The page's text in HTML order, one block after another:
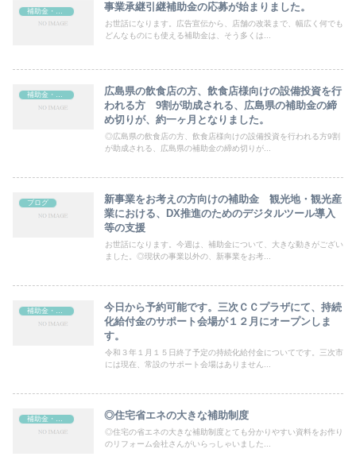
事業承継引継補助金の応募が始まりました。
お世話になります。広告宣伝から、店舗の改装まで、幅広く何でも
どんなものにも使える補助金は、そう多くは...
補助金・助成金
広島県の飲食店の方、飲食店様向けの設備投資を行
われる方 9割が助成される、広島県の補助金の締
め切りが、約一ヶ月となりました。
◎広島県の飲食店の方、飲食店様向けの設備投資を行われる方9割
が助成される、広島県の補助金の締め切りが...
ブログ
新事業をお考えの方向けの補助金 観光地・観光産
業における、DX推進のためのデジタルツール導入
等の支援
お世話になります。今週は、補助金について、大きな動きがござい
ました。◎現状の事業以外の、新事業をお考...
補助金・助成金
今日から予約可能です。三次ＣＣプラザにて、持続
化給付金のサポート会場が１２月にオープンしま
す。
令和３年１月１５日終了予定の持続化給付金についてです。三次市
には現在、常設のサポート会場はありません...
◎住宅省エネの大きな補助制度
◎住宅の省エネの大きな補助制度とても分かりやすい資料をお作り
のリフォーム会社さんがいらっしゃいました...